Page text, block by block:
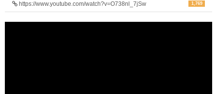
1,769
https://www.youtube.com/watch?v=O738nl_7jSw